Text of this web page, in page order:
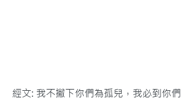
經文: 我不撇下你們為孤兒，我必到你們